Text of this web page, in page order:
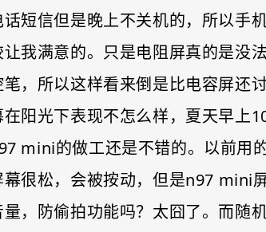
短信但是晚上不关机的，所以
我满意的。只是电阻屏真的是没
，所以这样看来倒是比电容屏还
阳光下表现不怎么样，夏天早上
mini的做工还是不错的。以前用
很松，会被按动，但是n97 mini
量，防偷拍功能吗？太囧了。而